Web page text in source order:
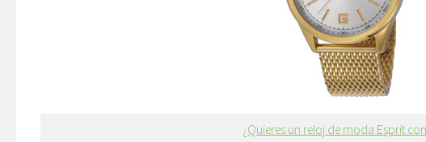
¿Quieres un reloj de moda Esprit